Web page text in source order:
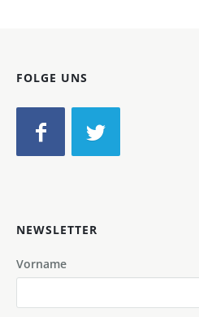
FOLGE UNS
NEWSLETTER
Vorname